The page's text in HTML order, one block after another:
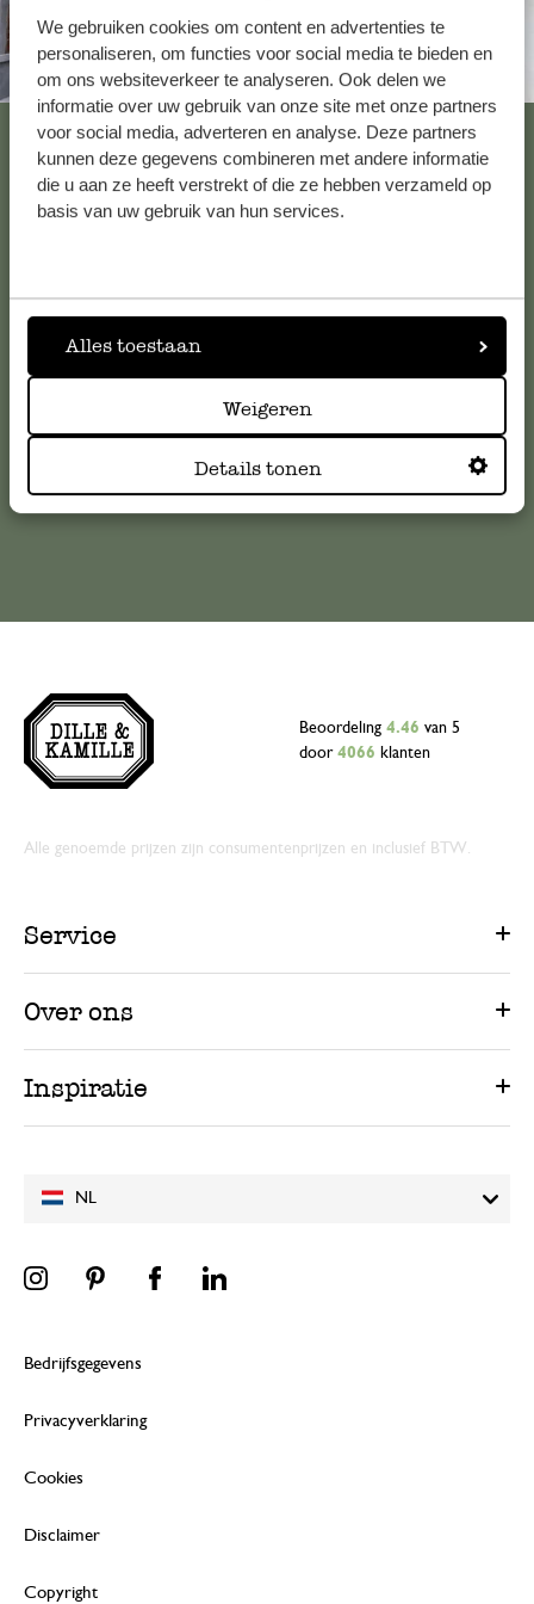
We gebruiken cookies om content en advertenties te
personaliseren, om functies voor social media te bieden en
om ons websiteverkeer te analyseren. Ook delen we
informatie over uw gebruik van onze site met onze partners
voor social media, adverteren en analyse. Deze partners
kunnen deze gegevens combineren met andere informatie
die u aan ze heeft verstrekt of die ze hebben verzameld op
basis van uw gebruik van hun services.
Alles toestaan
Weigeren
Details tonen
Altijd in de buurt
Bekijk alle 62 winkels
Voor vragen, tips of hulp kun je contact opnemen met onze
klantenservice. Of bekijk hier het antwoord op de
meestgestelde vragen.
klantenservice@dille-kamille.com
Online Klantenservice
NL
Beoordeling 4.46 van 5
door 4066 klanten
Alle genoemde prijzen zijn consumentenprijzen en inclusief BTW.
Service
Over ons
Inspiratie
Bedrijfsgegevens
Privacyverklaring
Cookies
Disclaimer
Copyright